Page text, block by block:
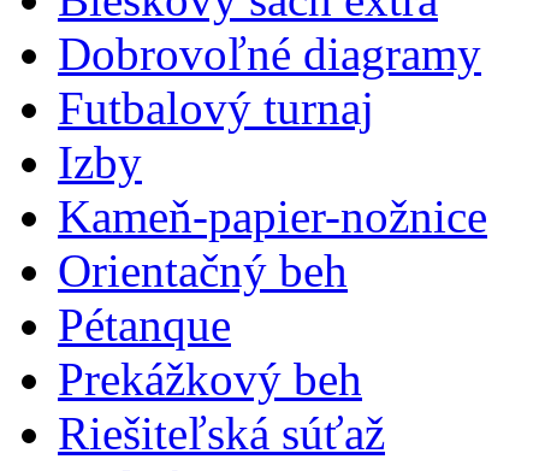
Dobrovoľné diagramy
Futbalový turnaj
Izby
Kameň-papier-nožnice
Orientačný beh
Pétanque
Prekážkový beh
Riešiteľská súťaž